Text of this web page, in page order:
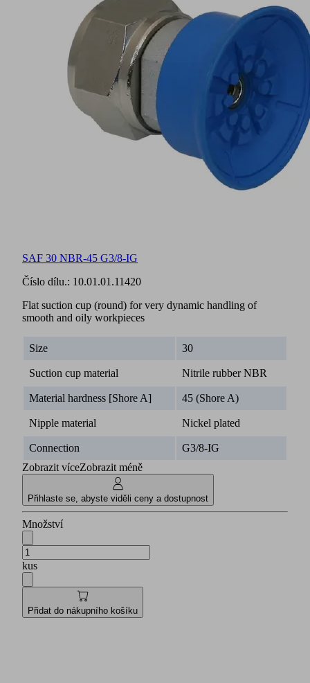
SAF 30 NBR-45 G3/8-IG
Číslo dílu.: 10.01.01.11420
Flat suction cup (round) for very dynamic handling of
smooth and oily workpieces
Size 30
Suction cup material Nitrile rubber NBR
Material hardness [Shore A] 45 (Shore A)
Nipple material Nickel plated
Connection
G3/8-IG
Zobrazit víceZobrazit méně
Přihlaste se, abyste viděli ceny a dostupnost
Množství
kus
Přidat do nákupního košíku